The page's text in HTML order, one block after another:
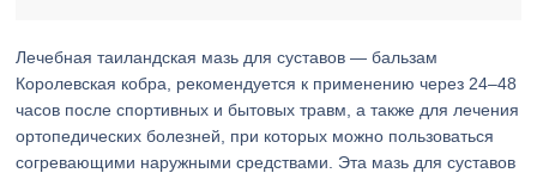
Лечебная таиландская мазь для суставов — бальзам
Королевская кобра, рекомендуется к применению через 24–48
часов после спортивных и бытовых травм, а также для лечения
ортопедических болезней, при которых можно пользоваться
согревающими наружными средствами. Эта мазь для суставов